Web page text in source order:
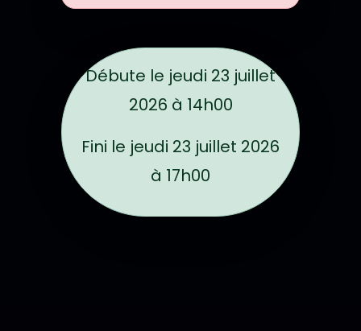
Débute le jeudi 23 juillet
2026 à 14h00
Fini le jeudi 23 juillet 2026
à 17h00